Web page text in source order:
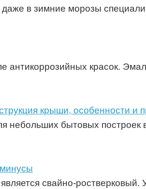
в зимние морозы
антикоррозийных красок.
крыши, особенности и
небольших бытовых построек
свайно-ростверковый.